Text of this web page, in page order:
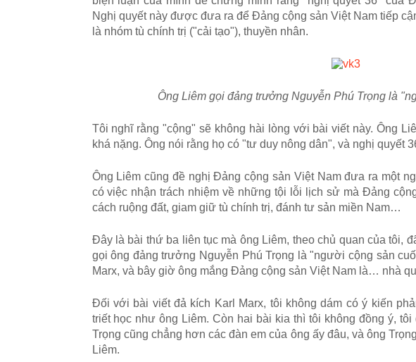
Nghị quyết này được đưa ra để Đảng cộng sản Việt Nam tiếp
là nhóm tù chính trị ("cải tạo"), thuyền nhân.
Ông Liêm gọi đảng trưởng Nguyễn Phú Trọng là
Tôi nghĩ rằng "cộng" sẽ không hài lòng với bài viết này. Ông
khá nặng. Ông nói rằng họ có "tư duy nông dân", và nghị quyết
Ông Liêm cũng đề nghị Đảng cộng sản Việt Nam đưa ra một
có việc nhận trách nhiệm về những tội lỗi lịch sử mà Đảng
cách ruộng đất, giam giữ tù chính trị, đánh tư sản miền Nam…
Đây là bài thứ ba liên tục mà ông Liêm, theo chủ quan của tôi,
gọi ông đảng trưởng Nguyễn Phú Trọng là "người cộng sản
Marx, và bây giờ ông mắng Đảng cộng sản Việt Nam là… nhà
Đối với bài viết đả kích Karl Marx, tôi không dám có ý kiến
triết học như ông Liêm. Còn hai bài kia thì tôi không đồng ý,
Trọng cũng chẳng hơn các đàn em của ông ấy đâu, và ông
Liêm.